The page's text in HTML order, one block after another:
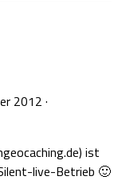
2012 ·
ist
live-Betrieb 🙂